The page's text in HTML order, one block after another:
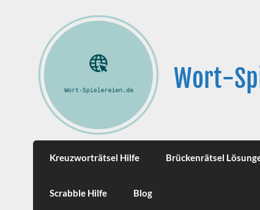
Wort-
Kreuzworträtsel Hilfe Brückenrätsel
Scrabble Hilfe Blog